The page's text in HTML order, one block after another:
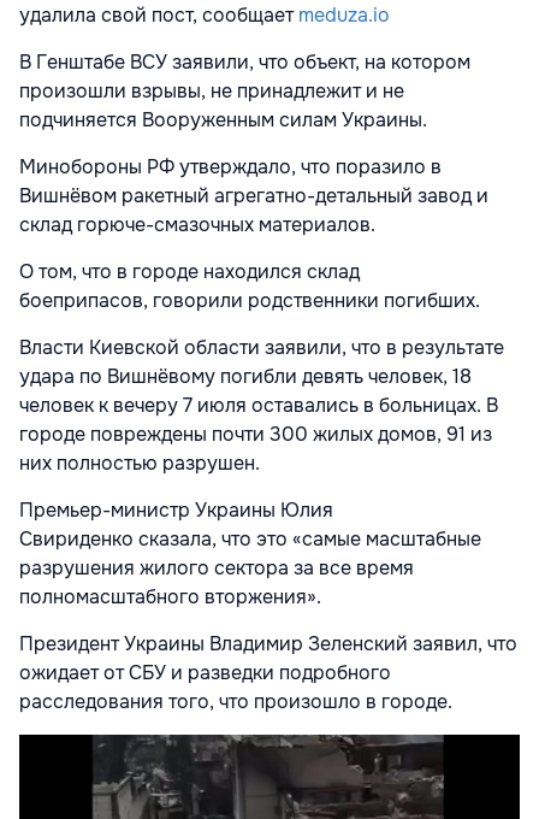
удалила свой пост, сообщаетmeduza.io
В Генштабе ВСУзаявили, что объект, на котором
произошли взрывы, не принадлежит и не
подчиняется Вооруженным силам Украины.
Минобороны РФ утверждало, что поразило в
Вишнёвом ракетный агрегатно-детальный завод и
склад горюче-смазочных материалов.
О том, что в городе находился склад
боеприпасов, говорили родственники погибших.
Власти Киевской области заявили, что в результате
удара по Вишнёвому погибли девять человек, 18
человек к вечеру 7 июля оставались в больницах. В
городе повреждены почти 300 жилых домов, 91 из
них полностью разрушен.
Премьер-министр Украины Юлия
Свириденко сказала, что это «самые масштабные
разрушения жилого сектора за все время
полномасштабного вторжения».
Президент Украины Владимир Зеленский заявил, что
ожидает от СБУ и разведки подробного
расследования того, что произошло в городе.